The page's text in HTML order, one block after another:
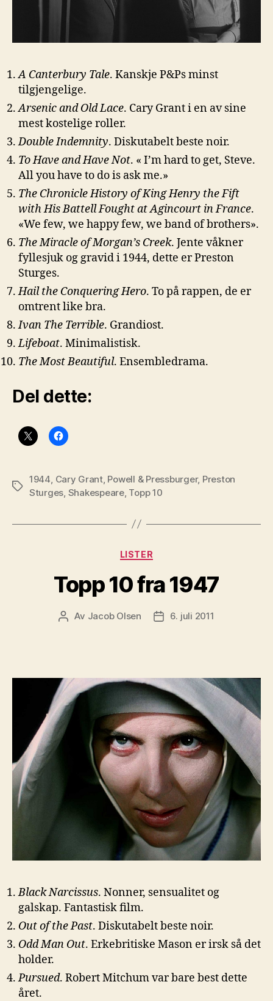
A Canterbury Tale. Kanskje P&Ps minst
tilgjengelige.
Arsenic and Old Lace. Cary Grant i en av sine
mest kostelige roller.
Double Indemnity. Diskutabelt beste noir.
To Have and Have Not. « I’m hard to get, Steve.
All you have to do is ask me.»
The Chronicle History of King Henry the Fift
with His Battell Fought at Agincourt in France.
«We few, we happy few, we band of brothers».
The Miracle of Morgan’s Creek. Jente våkner
fyllesjuk og gravid i 1944, dette er Preston
Sturges.
Hail the Conquering Hero. To på rappen, de er
omtrent like bra.
Ivan The Terrible. Grandiost.
Lifeboat. Minimalistisk.
The Most Beautiful. Ensembledrama.
Del dette:
Stikkord
1944 Cary Grant, Powell & Pressburger, Preston
Sturges Shakespeare, Topp 10
Kategorier
LISTER
Topp 10 fra 1947
Innleggsforfatter
Av Jacob Olsen Publiseringsdato
6. juli 2011
Black Narcissus. Nonner, sensualitet og
galskap. Fantastisk film.
Out of the Past. Diskutabelt beste noir.
Odd Man Out. Erkebritiske Mason er irsk så det
holder.
Pursued. Robert Mitchum var bare best dette
året.